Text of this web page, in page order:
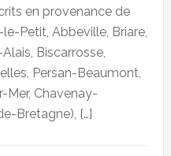
en provenance de
Petit, Abbeville, Briare,
Biscarrosse,
Persan-Beaumont,
Mer, Chavenay-
Bretagne), […]